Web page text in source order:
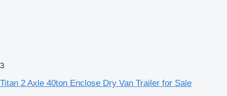
3
Titan 2 Axle 40ton Enclose Dry Van Trailer for Sale